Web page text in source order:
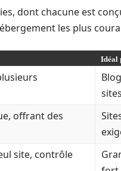
dont chacune est
les plus
Idéal
offrant des
site, contrôle